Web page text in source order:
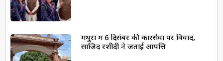
मथुरा में 6 दिसंबर की कारसेवा पर विवाद,
साजिद रशीदी ने जताई आपत्ति